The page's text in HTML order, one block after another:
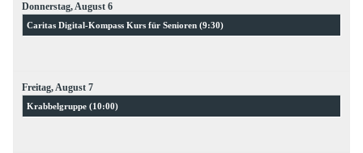
Donnerstag,August 6
Caritas Digital-Kompass Kurs für Senioren (9:30)
Freitag,August 7
Krabbelgruppe (10:00)